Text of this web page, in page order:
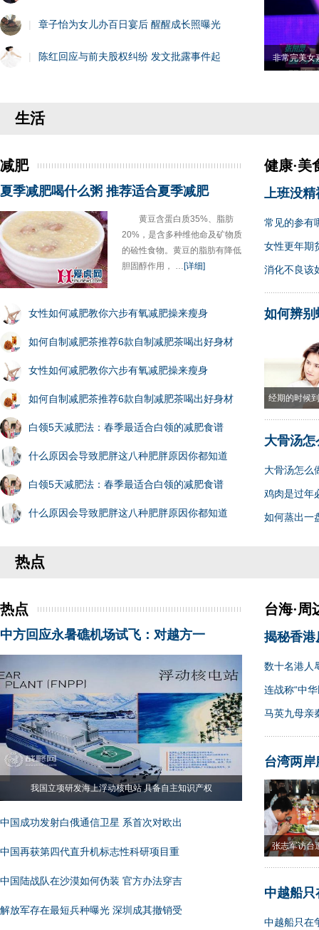
| 章子怡为女儿办百日宴后 醒醒成长照曝光
| 陈红回应与前夫股权纠纷 发文批露事件起 非常完美女
生活
减肥
夏季减肥喝什么粥 推荐适合夏季减肥
黄豆含蛋白质35%、脂肪
20%，是含多种维他命及矿物质
的硷性食物。黄豆的脂肪有降低
胆固醇作用， …[详细]
女性如何减肥教你六步有氧减肥操来瘦身
如何自制减肥茶推荐6款自制减肥茶喝出好身材
女性如何减肥教你六步有氧减肥操来瘦身
如何自制减肥茶推荐6款自制减肥茶喝出好身材
白领5天减肥法：春季最适合白领的减肥食谱
什么原因会导致肥胖这八种肥胖原因你都知道
白领5天减肥法：春季最适合白领的减肥食谱
什么原因会导致肥胖这八种肥胖原因你都知道
健康·美
上班没精
常见的参有
女性更年期
消化不良该
如何辨别
经期的时候
大骨汤
大骨汤怎么
鸡肉是过年
如何蒸出一
热点
热点
中方回应永暑礁机场试飞：对越方一
我国立项研发海上浮动核电站 具备自主知识产权
中国成功发射白俄通信卫星 系首次对欧出
中国再获第四代直升机标志性科研项目重
中国陆战队在沙漠如何伪装 官方办法穿吉
解放军存在最短兵种曝光 深圳成其撤销受
台海·周
揭秘香港
数十名港人
连战称“中
马英九母亲
台湾两
张志军访台
果
中越船
中越船只在